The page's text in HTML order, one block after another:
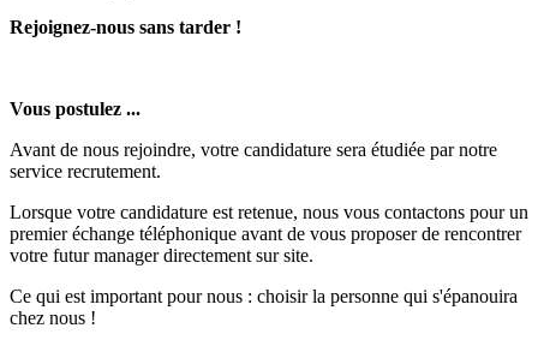
Rejoignez-nous sans tarder !
Vous postulez ...
Avant de nous rejoindre, votre candidature sera étudiée par notre
service recrutement.
Lorsque votre candidature est retenue, nous vous contactons pour un
premier échange téléphonique avant de vous proposer de rencontrer
votre futur manager directement sur site.
Ce qui est important pour nous : choisir la personne qui s'épanouira
chez nous !